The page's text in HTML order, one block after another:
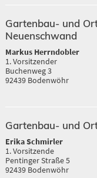
Gartenbau- und
Neuenschwand
Markus Herrndobler
1. Vorsitzender
Buchenweg 3
92439 Bodenwöhr
Gartenbau- und
Erika Schmirler
1. Vorsitzende
Pentinger Straße 5
92439 Bodenwöhr